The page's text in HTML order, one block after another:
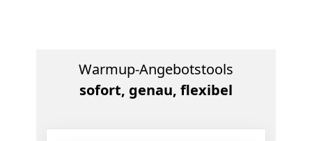
Warmup-Angebotstools
sofort, genau, flexibel